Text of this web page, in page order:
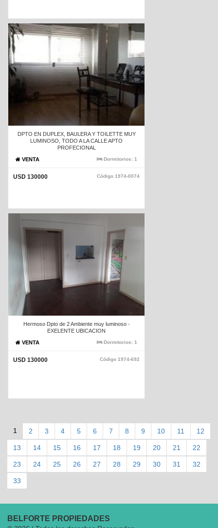
DPTO EN DUPLEX, BAULERA Y TOILETTE MUY
LUMINOSO, TODO A LA CALLE APTO
PROFECIONAL
VENTA
Dormitorios: 1
Código 1974-0074
USD 130000
Hermoso Dpto de 2 Ambiente muy luminoso -
EXELENTE UBICACION
VENTA
Dormitorios: 1
Código 1974-692
USD 130000
1 2 3 4 5 6 7 8 9 10 11 12
13 14 15 16 17 18 19 20 21 22
23 24 25 26 27 28 29 30 31 32
33
BELFORTE PROPIEDADES